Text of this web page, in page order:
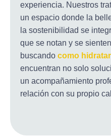
experiencia. Nuestros
un espacio donde la
la sostenibilidad se
que se notan y se
buscandocomo
encuentran no solo
un acompañamiento
relación con su propio